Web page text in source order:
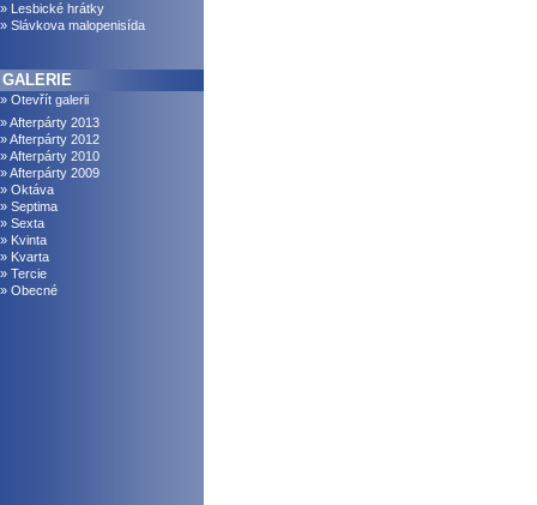
» Lesbické hrátky
» Slávkova malopenisída
GALERIE
» Otevřít galerii
» Afterpárty 2013
» Afterpárty 2012
» Afterpárty 2010
» Afterpárty 2009
» Oktáva
» Septima
» Sexta
» Kvinta
» Kvarta
» Tercie
» Obecné